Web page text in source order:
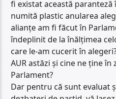
fi existat această
numită plastic anularea
alianțe am fi făcut în
îndeplinit de la înălțimea
care le-am cucerit în
AUR astăzi și cine ne ține
Parlament?
Dar pentru că sunt evaluat